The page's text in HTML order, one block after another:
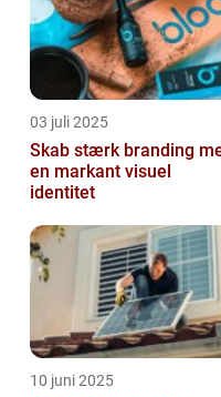
03 juli 2025
Skab stærk branding
en markant visuel
identitet
10 juni 2025